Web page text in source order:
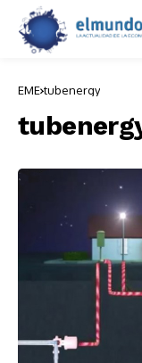
EME tubenergy